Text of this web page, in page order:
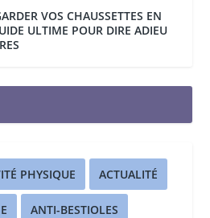
VOS CHAUSSETTES EN
ULTIME POUR DIRE ADIEU
PHYSIQUE ACTUALITÉ
ANTI-BESTIOLES